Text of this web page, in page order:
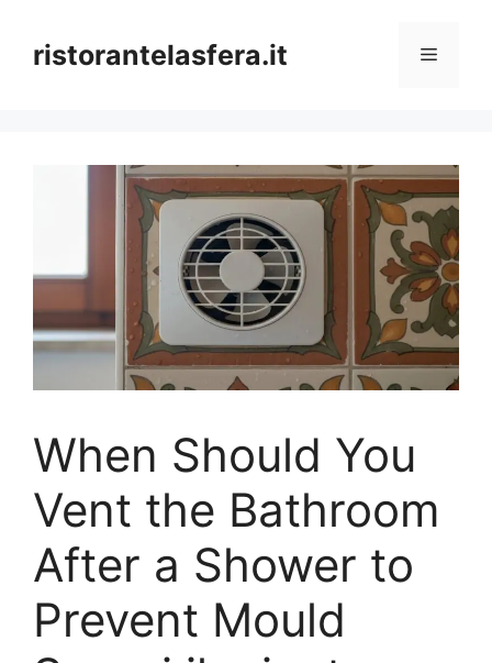
contentristorantelasfera.it Menu
When Should You
Vent the Bathroom
After a Shower to
Prevent Mould